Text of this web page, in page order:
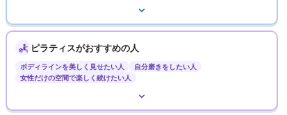
ピラティスがおすすめの人
ボディラインを美しく見せたい人
自分磨きをしたい人
女性だけの空間で楽しく続けたい人